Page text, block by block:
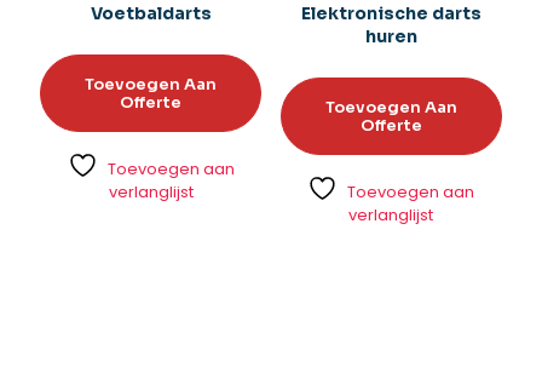
Voetbaldarts
Toevoegen Aan
Offerte
Toevoegen aan
verlanglijst
Elektronische darts
huren
Toevoegen Aan
Offerte
Toevoegen aan
verlanglijst